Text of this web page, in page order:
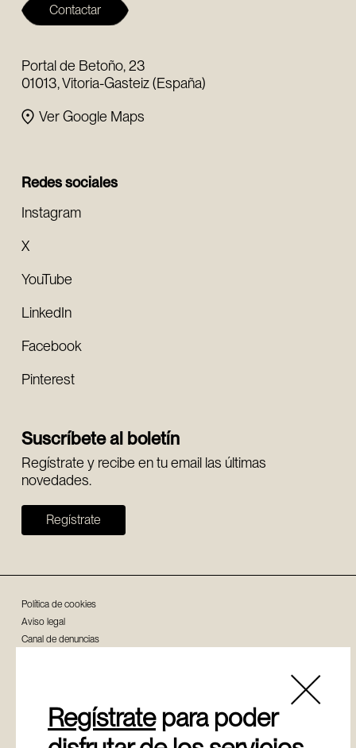
Regístratepara poder
Contactar
Portal de Betoño, 23
01013, Vitoria-Gasteiz (España)
Ver Google Maps
Redes sociales
Instagram
X
YouTube
LinkedIn
Facebook
Pinterest
Suscríbete al boletín
Regístrate y recibe en tu email las últimas
novedades.
Regístrate
Política de cookies
Aviso legal
Canal de denuncias